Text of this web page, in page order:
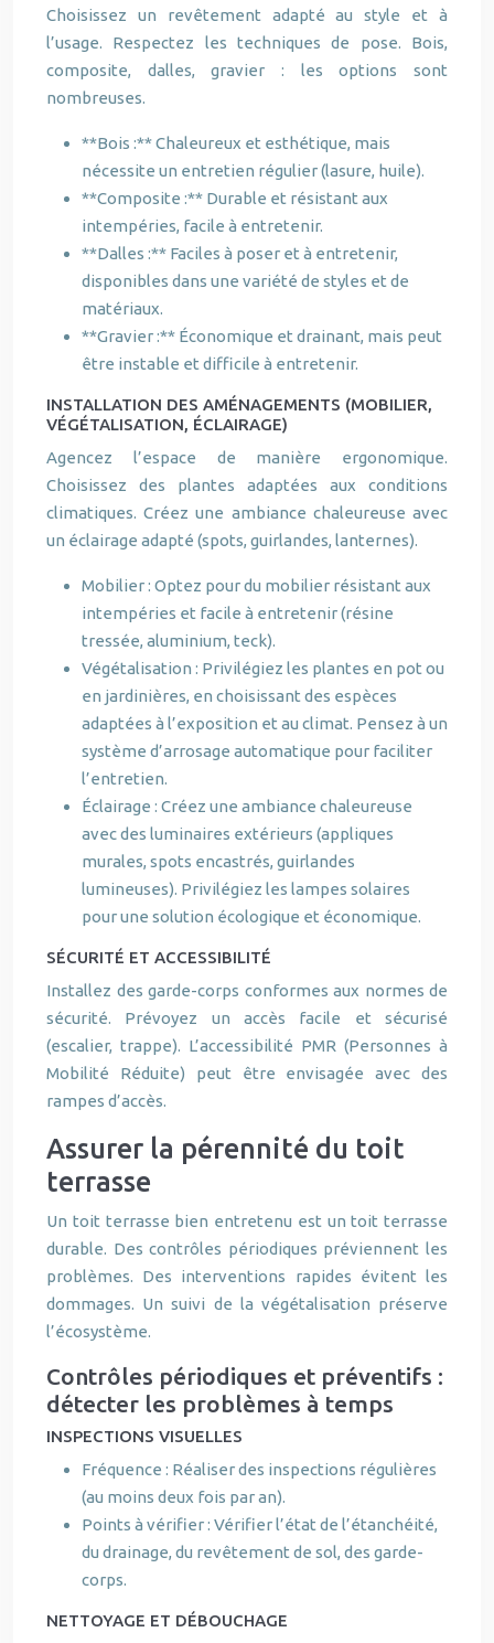
Choisissez un revêtement adapté au style et à
l’usage. Respectez les techniques de pose. Bois,
composite, dalles, gravier : les options sont
nombreuses.
**Bois :** Chaleureux et esthétique, mais
nécessite un entretien régulier (lasure, huile).
**Composite :** Durable et résistant aux
intempéries, facile à entretenir.
**Dalles :** Faciles à poser et à entretenir,
disponibles dans une variété de styles et de
matériaux.
**Gravier :** Économique et drainant, mais peut
être instable et difficile à entretenir.
INSTALLATION DES AMÉNAGEMENTS (MOBILIER,
VÉGÉTALISATION, ÉCLAIRAGE)
Agencez l’espace de manière ergonomique.
Choisissez des plantes adaptées aux conditions
climatiques. Créez une ambiance chaleureuse avec
un éclairage adapté (spots, guirlandes, lanternes).
Mobilier : Optez pour du mobilier résistant aux
intempéries et facile à entretenir (résine
tressée, aluminium, teck).
Végétalisation : Privilégiez les plantes en pot ou
en jardinières, en choisissant des espèces
adaptées à l’exposition et au climat. Pensez à un
système d’arrosage automatique pour faciliter
l’entretien.
Éclairage : Créez une ambiance chaleureuse
avec des luminaires extérieurs (appliques
murales, spots encastrés, guirlandes
lumineuses). Privilégiez les lampes solaires
pour une solution écologique et économique.
SÉCURITÉ ET ACCESSIBILITÉ
Installez des garde-corps conformes aux normes de
sécurité. Prévoyez un accès facile et sécurisé
(escalier, trappe). L’accessibilité PMR (Personnes à
Mobilité Réduite) peut être envisagée avec des
rampes d’accès.
Assurer la pérennité du toit
terrasse
Un toit terrasse bien entretenu est un toit terrasse
durable. Des contrôles périodiques préviennent les
problèmes. Des interventions rapides évitent les
dommages. Un suivi de la végétalisation préserve
l’écosystème.
Contrôles périodiques et préventifs :
détecter les problèmes à temps
INSPECTIONS VISUELLES
Fréquence : Réaliser des inspections régulières
(au moins deux fois par an).
Points à vérifier : Vérifier l’état de l’étanchéité,
du drainage, du revêtement de sol, des garde-
corps.
NETTOYAGE ET DÉBOUCHAGE